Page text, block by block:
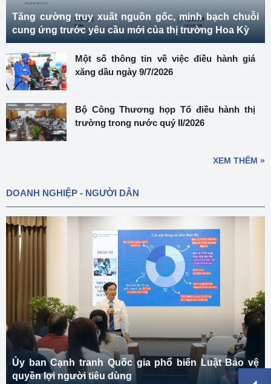
Tăng cường truy xuất nguồn gốc, minh bạch chuỗi
cung ứng trước yêu cầu mới của thị trường Hoa Kỳ
Một số thông tin về việc điều hành giá
xăng dầu ngày 9/7/2026
Bộ Công Thương họp Tổ điều hành thị
trường trong nước quý II/2026
XEM THÊM »
DOANH NGHIỆP - NGƯỜI DÂN
Ủy ban Cạnh tranh Quốc gia phổ biến Luật Bảo vệ
quyền lợi người tiêu dùng